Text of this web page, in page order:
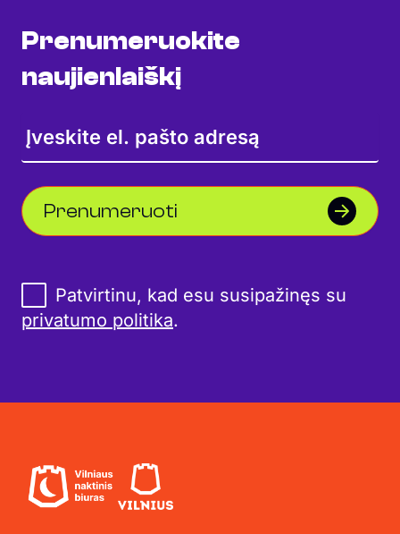
Prenumeruokite
naujienlaiškį
Prenumeruoti
Patvirtinu, kad esu susipažinęs su
privatumo politika.